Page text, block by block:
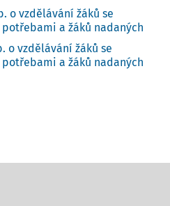
o vzdělávání žáků se
a žáků nadaných
o vzdělávání žáků se
a žáků nadaných